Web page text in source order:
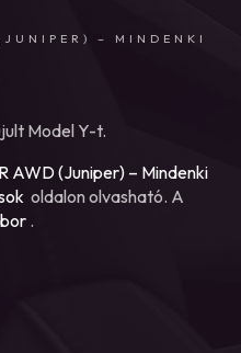
– MINDENKI
Model Y-t.
AWD (Juniper) – Mindenki
oldalon olvasható. A
.